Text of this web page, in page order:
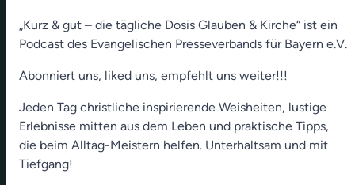
play_arrow Kemnitzer)
00:00 01:23
„Kurz & gut – die tägliche Dosis Glauben & Kirche“ ist ein
Podcast des Evangelischen Presseverbands für Bayern e.V.
Abonniert uns, liked uns, empfehlt uns weiter!!!
Jeden Tag christliche inspirierende Weisheiten, lustige
Erlebnisse mitten aus dem Leben und praktische Tipps,
die beim Alltag-Meistern helfen. Unterhaltsam und mit
Tiefgang!